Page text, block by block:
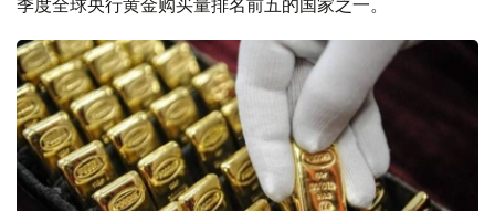
季度全球央行黄金购买量排名前五的国家之一。